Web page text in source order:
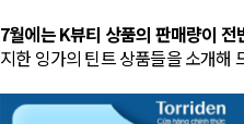
7월에는 K뷰티 상품의 판매량이
지한 잉가의 틴트 상품들을 소개해